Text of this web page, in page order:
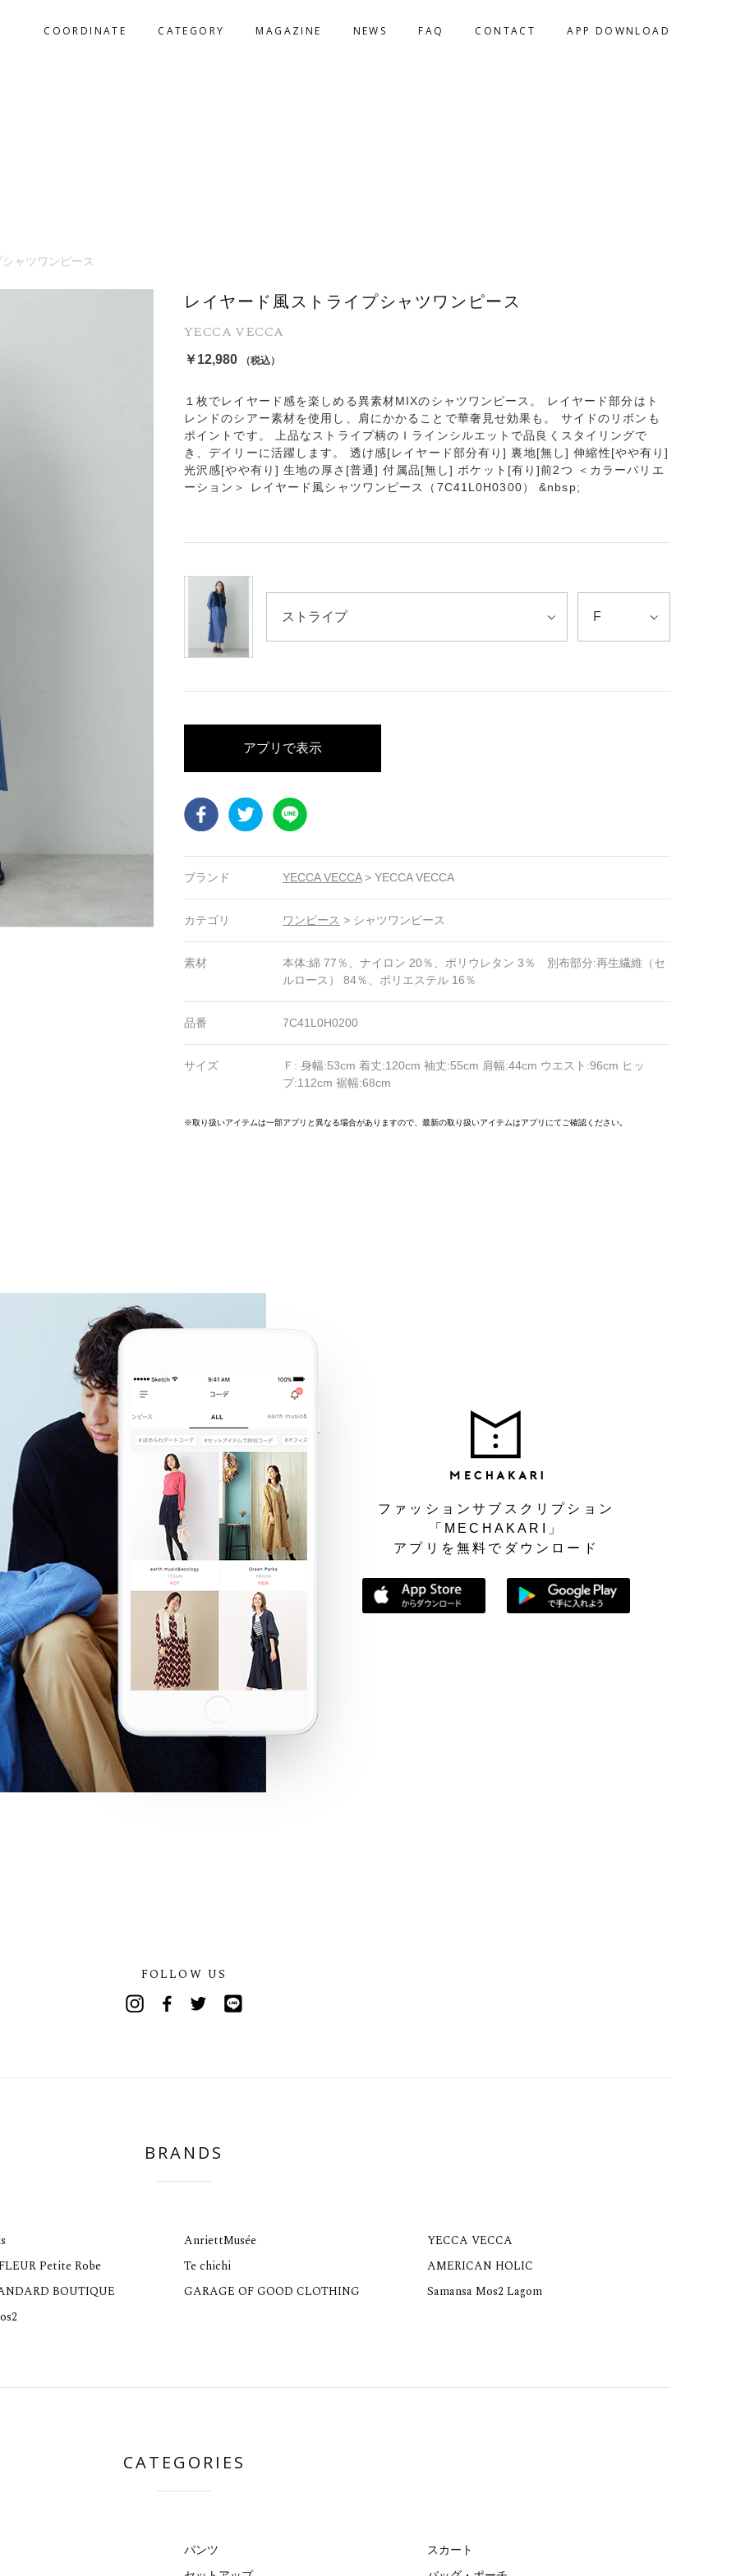
COORDINATE CATEGORY MAGAZINE NEWS FAQ CONTACT APP DOWNLOAD
ャツワンピース
レイヤード風ストライプシャツワンピース
YECCA VECCA
￥12,980 （税込）
１枚でレイヤード感を楽しめる異素材MIXのシャツワンピース。 レイヤード部分はト
レンドのシアー素材を使用し、肩にかかることで華奢見せ効果も。 サイドのリボンも
ポイントです。 上品なストライプ柄のＩラインシルエットで品良くスタイリングで
き、デイリーに活躍します。 透け感[レイヤード部分有り] 裏地[無し] 伸縮性[やや有り]
光沢感[やや有り] 生地の厚さ[普通] 付属品[無し] ポケット[有り]前2つ ＜カラーバリエ
ーション＞ レイヤード風シャツワンピース（7C41L0H0300） &nbsp;
アプリで表示
Facebook Twitter
ブランド YECCA VECCA> YECCA VECCA
カテゴリ ワンピース > シャツワンピース
素材
本体:綿 77％、ナイロン 20％、ポリウレタン 3％ 別布部分:再生繊維（セ
ルロース） 84％、ポリエステル 16％
品番 7C41L0H0200
サイズ
Ｆ: 身幅:53cm 着丈:120cm 袖丈:55cm 肩幅:44cm ウエスト:96cm ヒッ
プ:112cm 裾幅:68cm
※取り扱いアイテムは一部アプリと異なる場合がありますので、最新の取り扱いアイテムはアプリにてご確認ください。
ファッションサブスクリプション
「MECHAKARI」
アプリを無料でダウンロード
App Storeからダウンロード
FOLLOW US
Twitter
BRANDS
AnriettMusée
YECCA VECCA
Petite Robe
Te chichi
AMERICAN HOLIC
BOUTIQUE
GARAGE OF GOOD CLOTHING
Samansa Mos2 Lagom
CATEGORIES
パンツ
スカート